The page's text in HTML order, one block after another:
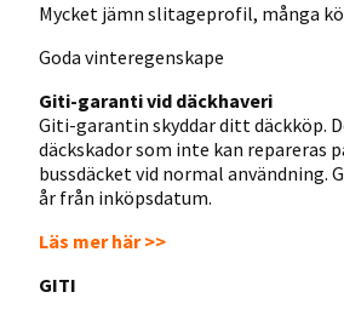
Mycket jämn slitageprofil, många
Goda vinteregenskape
Giti-garanti vid däckhaveri
Giti-garantin skyddar ditt däckköp.
däckskador som inte kan repareras
bussdäcket vid normal användning.
år från inköpsdatum.
Läs mer här >>
GITI